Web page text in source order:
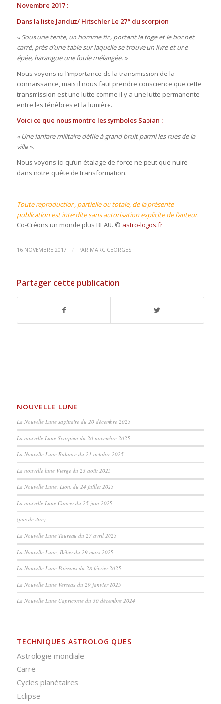
Novembre 2017 :
Dans la liste Janduz/ Hitschler Le 27° du scorpion
« Sous une tente, un homme fin, portant la toge et le bonnet
carré, près d’une table sur laquelle se trouve un livre et une
épée, harangue une foule mélangée. »
Nous voyons ici l’importance de la transmission de la
connaissance, mais il nous faut prendre conscience que cette
transmission est une lutte comme il y a une lutte permanente
entre les ténèbres et la lumière.
Voici ce que nous montre les symboles Sabian :
« Une fanfare militaire défile à grand bruit parmi les rues de la
ville ».
Nous voyons ici qu’un étalage de force ne peut que nuire
dans notre quête de transformation.
Toute reproduction, partielle ou totale, de la présente
publication est interdite sans autorisation explicite de l’auteur.
Co-Créons un monde plus BEAU. © astro-logos.fr
16 NOVEMBRE 2017 / PAR MARC GEORGES
Partager cette publication
NOUVELLE LUNE
La Nouvelle Lune sagittaire du 20 décembre 2025
La nouvelle Lune Scorpion du 20 novembre 2025
La Nouvelle Lune Balance du 21 octobre 2025
La nouvelle lune Vierge du 23 août 2025
La Nouvelle Lune, Lion, du 24 juillet 2025
La nouvelle Lune Cancer du 25 juin 2025
(pas de titre)
La Nouvelle Lune Taureau du 27 avril 2025
La Nouvelle Lune, Bélier du 29 mars 2025
La Nouvelle Lune Poissons du 28 février 2025
La Nouvelle Lune Verseau du 29 janvier 2025
La Nouvelle Lune Capricorne du 30 décembre 2024
TECHNIQUES ASTROLOGIQUES
Astrologie mondiale
Carré
Cycles planétaires
Eclipse